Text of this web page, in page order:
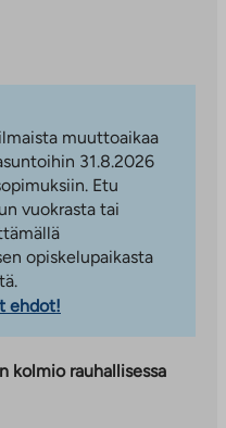
muuttoaikaa
31.8.2026
Etu
vuokrasta tai
opiskelupaikasta
ehdot!
kolmio rauhallisessa